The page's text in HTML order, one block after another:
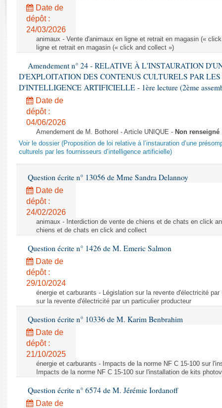
Rapports législatifs
Rapports sur l'application des lois
Baromètre de l’application des lois
Dossiers législatifs
Budget et sécurité sociale
Questions écrites et orales
Comptes rendus des débats
Date de
dépôt :
24/03/2026
animaux - Vente d'animaux en ligne et retrait en magasin («
ligne et retrait en magasin (« click and collect »)
Amendement n° 24 - RELATIVE À L'INSTAURATION
D'EXPLOITATION DES CONTENUS CULTURELS PAR LES
D'INTELLIGENCE ARTIFICIELLE - 1ère lecture (2ème
Date de
dépôt :
04/06/2026
Amendement de M. Bothorel - Article UNIQUE - Non renseigné
Voir le dossier (Proposition de loi relative à l’instauration d’une
culturels par les fournisseurs d’intelligence artificielle)
Question écrite n° 13056 de Mme Sandra Delannoy
Date de
dépôt :
24/02/2026
animaux - Interdiction de vente de chiens et de chats en click
chiens et de chats en click and collect
Question écrite n° 1426 de M. Emeric Salmon
Date de
dépôt :
29/10/2024
énergie et carburants - Législation sur la revente d'électricité
sur la revente d'électricité par un particulier producteur
Question écrite n° 10336 de M. Karim Benbrahim
Date de
dépôt :
21/10/2025
énergie et carburants - Impacts de la norme NF C 15-100 sur
Impacts de la norme NF C 15-100 sur l'installation de kits
Question écrite n° 6574 de M. Jérémie Iordanoff
Date de